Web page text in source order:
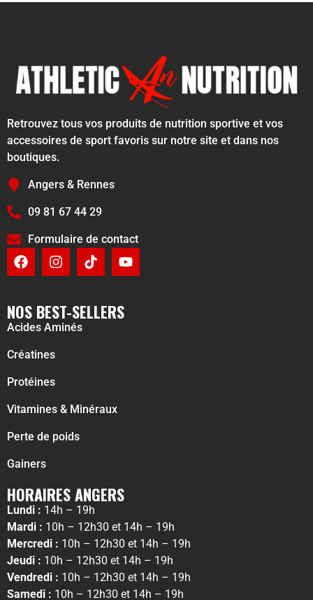
Retrouvez tous vos produits de nutrition sportive et vos
accessoires de sport favoris sur notre site et dans nos
boutiques.
Angers & Rennes
09 81 67 44 29
Formulaire de contact
NOS BEST-SELLERS
Acides Aminés
Créatines
Protéines
Vitamines & Minéraux
Perte de poids
Gainers
HORAIRES ANGERS
Lundi : 14h – 19h
Mardi : 10h – 12h30 et 14h – 19h
Mercredi : 10h – 12h30 et 14h – 19h
Jeudi : 10h – 12h30 et 14h – 19h
Vendredi : 10h – 12h30 et 14h – 19h
Samedi : 10h – 12h30 et 14h – 19h